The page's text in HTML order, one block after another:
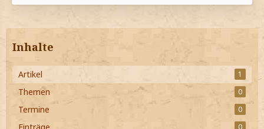
Inhalte
Artikel 1
Themen 0
Termine 0